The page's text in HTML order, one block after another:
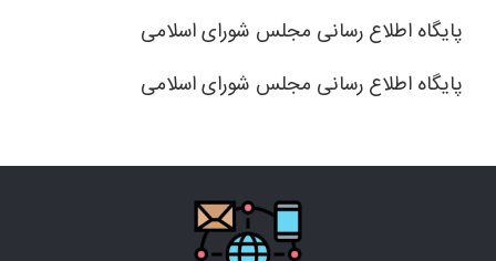
پایگاه اطلاع رسانی مجلس شورای اسلامی
پایگاه اطلاع رسانی مجلس شورای اسلامی